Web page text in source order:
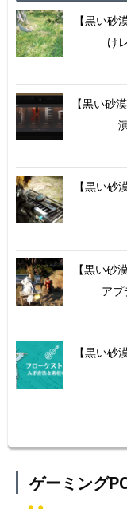
【黒い砂
け
【黒い砂
【黒い砂
【黒い砂
ア
【黒い砂
ゲーミング